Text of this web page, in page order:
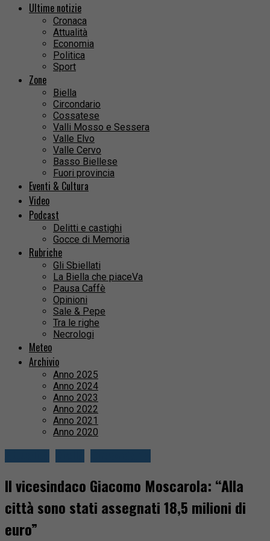
Ultime notizie
Cronaca
Attualità
Economia
Politica
Sport
Zone
Biella
Circondario
Cossatese
Valli Mosso e Sessera
Valle Elvo
Valle Cervo
Basso Biellese
Fuori provincia
Eventi & Cultura
Video
Podcast
Delitti e castighi
Gocce di Memoria
Rubriche
Gli Sbiellati
La Biella che piaceVa
Pausa Caffè
Opinioni
Sale & Pepe
Tra le righe
Necrologi
Meteo
Archivio
Anno 2025
Anno 2024
Anno 2023
Anno 2022
Anno 2021
Anno 2020
Il vicesindaco Giacomo Moscarola: “Alla
città sono stati assegnati 18,5 milioni di
euro”